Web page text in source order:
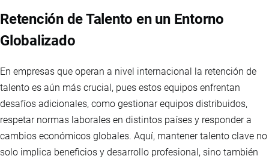
Retención de Talento en un Entorno
Globalizado
En empresas que operan a nivel internacional la retención de
talento es aún más crucial, pues estos equipos enfrentan
desafíos adicionales, como gestionar equipos distribuidos,
respetar normas laborales en distintos países y responder a
cambios económicos globales. Aquí, mantener talento clave no
solo implica beneficios y desarrollo profesional, sino también